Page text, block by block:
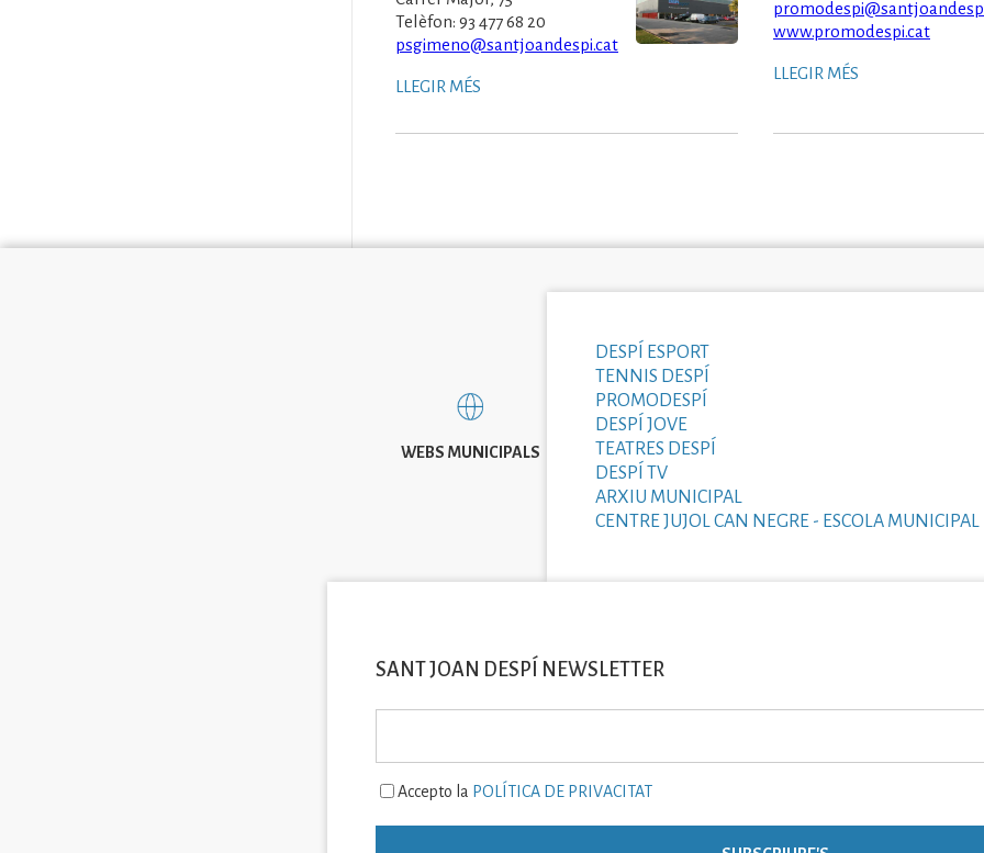
Telèfon: 93 477 68 20
psgimeno@santjoandespi.cat
LLEGIR MÉS
www.promodespi.cat
LLEGIR MÉS
WEBS MUNICIPALS
DESPÍ ESPORT
TENNIS DESPÍ
PROMODESPÍ
DESPÍ JOVE
TEATRES DESPÍ
DESPÍ TV
ARXIU MUNICIPAL
CENTRE JUJOL CAN NEGRE - ESCOLA MUNICIPAL
SANT JOAN DESPÍ NEWSLETTER
Accepto la POLÍTICA DE PRIVACITAT